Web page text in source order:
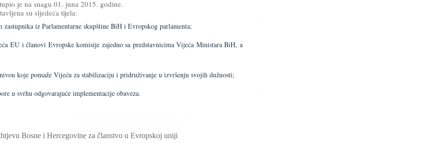
je na snagu 01. juna 2015. godine.
su sljedeća tijela:
iz Parlamentarne skupštine BiH i Evropskog parlamenta;
EU i članovi Evropske komisije zajedno sa predstavnicima Vijeća Ministara BiH, a
koje pomaže Vijeću za stabilizaciju i pridruživanje u izvršenju svojih dužnosti;
u svrhu odgovarajuće implementacije obaveza.
Bosne i Hercegovine za članstvo u Evropskoj uniji